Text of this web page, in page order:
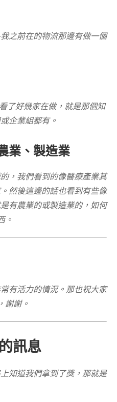
之前在的物流那邊有做一個
了好幾家在做，就是那個知
企業組都有。
業、製造業
，我們看到的像醫療產業其
然後這邊的話也看到有些像
有農業的或製造業的，如何
。
有活力的情況。那也祝大家
謝謝。
訊息
知道我們拿到了獎，那就是